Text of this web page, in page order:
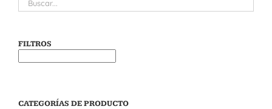
FILTROS
CATEGORÍAS DE PRODUCTO